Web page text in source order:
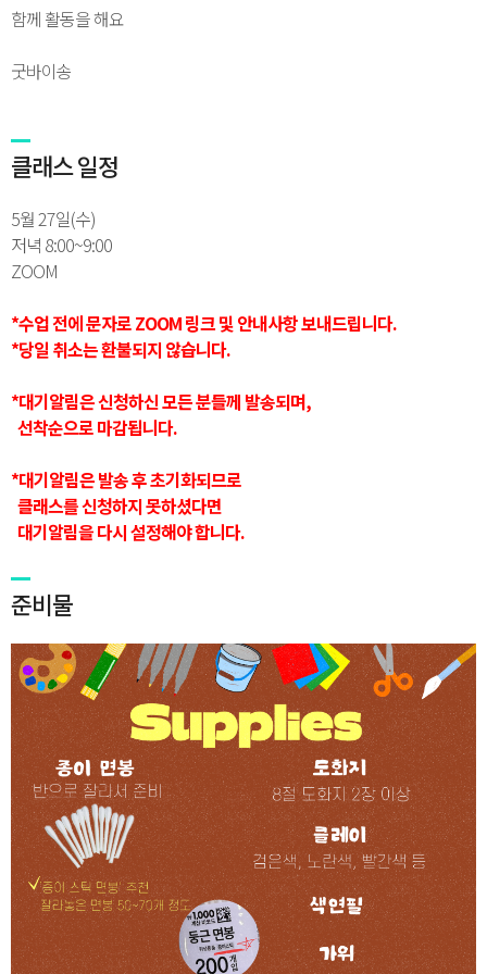
함께 활동을 해요
굿바이송
클래스 일정
5월 27일(수)
저녁 8:00~9:00
ZOOM
*수업 전에 문자로 ZOOM 링크 및 안내사항 보내드립니다.
*당일 취소는 환불되지 않습니다.
*대기알림은 신청하신 모든 분들께 발송되며,
선착순으로 마감됩니다.
*대기알림은 발송 후 초기화되므로
클래스를 신청하지 못하셨다면
대기알림을 다시 설정해야 합니다.
준비물